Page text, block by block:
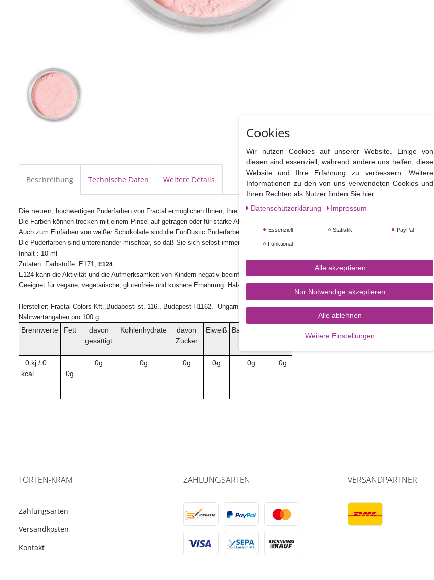
Beschreibung Technische Daten Weitere Details
Die neuen , hochwertigen Puderfarben von Fractal ermöglichen Ihnen, Ihre tollen Kreationen zu perfektionieren.
Die Farben können trocken mit einem Pinsel auf getragen oder für starke Akzente in etwas Alkohol aufgelöst werden.
Auch zum Einfärben von weißer Schokolade sind die FunDustic Puderfarben laut Hersteller sehr geeignet.
Die Puderfarben sind untereinander mischbar, so daß Sie sich selbst immer wieder neue Farbtöne kreieren können.
Inhalt : 10 ml
Zutaten: Farbstoffe: E171, E124
E124 kann die Aktivität und die Aufmerksamkeit von Kindern negativ beeinflussen
Geeignet für vegane, vegetarische, glutenfreie und koshere Ernährung. Halal certifiziert
Hersteller: Fractal Colors Kft.,Budapesti st. 116., Budapest H1162, Ungarn
Nährwertangaben pro 100 g
Brennwerte Fett
davon
gesättigt
Kohlenhydrate
davon
Zucker
Eiweiß Ballaststoffe
0 kj / 0
kcal
0g
0g 0g 0g 0g 0g 0g
TORTEN-KRAM
Zahlungsarten
Versandkosten
Kontakt
ZAHLUNGSARTEN VERSANDPARTNER
Cookies
Wir nutzen Cookies auf unserer Website. Einige von
diesen sind essenziell, während andere uns helfen, diese
Website und Ihre Erfahrung zu verbessern. Weitere
Informationen zu den von uns verwendeten Cookies und
Ihren Rechten als Nutzer finden Sie hier:
Daten­schutz­erklärung
Impressum
Essenziell Statistik PayPal
Funktional
Alle akzeptieren
Nur Notwendige akzeptieren
Alle ablehnen
Weitere Einstellungen